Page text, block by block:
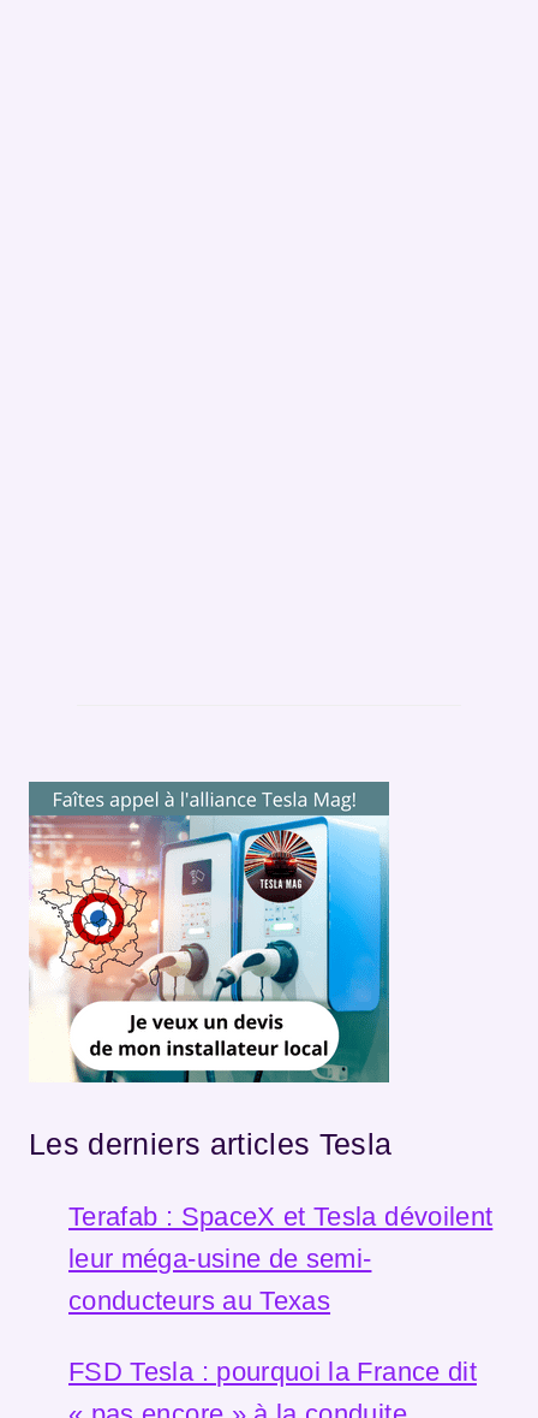
Les derniers articles Tesla
Terafab : SpaceX et Tesla dévoilent
leur méga-usine de semi-
conducteurs au Texas
FSD Tesla : pourquoi la France dit